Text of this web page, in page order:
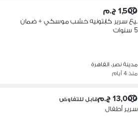
1,500 ج.م
بيع سرير كابتونيه خشب موسكي + ضمان
5 سنوات
مدينة نصر، القاهرة
منذ 4 أيام
13,000 ج.م قابل للتفاوض
سرير أطفال